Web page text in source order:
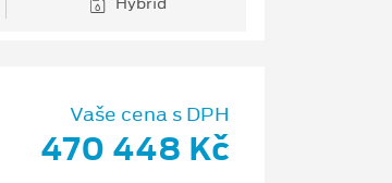
Vaše cena s DPH
470 448 Kč